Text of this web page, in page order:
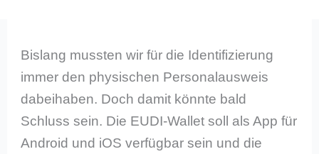
Bislang mussten wir für die Identifizierung
immer den physischen Personalausweis
dabeihaben. Doch damit könnte bald
Schluss sein. Die EUDI-Wallet soll als App für
Android und iOS verfügbar sein und die